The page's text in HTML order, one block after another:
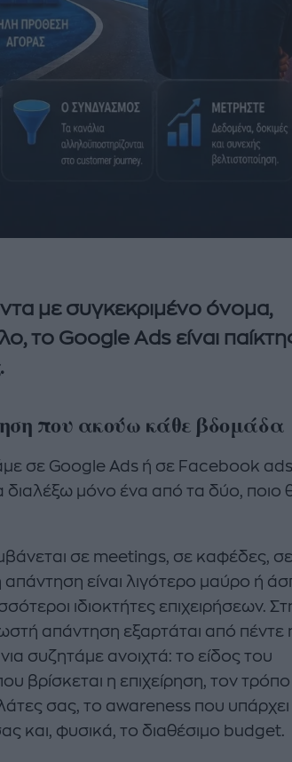
με συγκεκριμένο όνομα,
το Google Ads είναι
που ακούω κάθε βδομάδα
σε Google Ads ή σε Facebook
διαλέξω μόνο ένα από τα δύο, ποιο
σε meetings, σε καφέδες, σε
απάντηση είναι λιγότερο μαύρο ή
ιδιοκτήτες επιχειρήσεων.
απάντηση εξαρτάται από πέντε
συζητάμε ανοιχτά: το είδος του
βρίσκεται η επιχείρηση, τον
σας, το awareness που
και, φυσικά, το διαθέσιμο budget.
Nτίνα Νικολάου: «Όταν
έπαθα την πρώτη κρίση
πανικού νόμιζα πως θα
πεθάνω»